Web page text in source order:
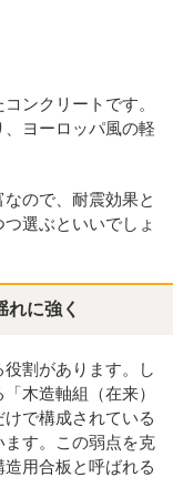
ンクリートです。
ヨーロッパ風の軽
ので、耐震効果と
選ぶといいでしょ
に強く
割があります。し
木造軸組（在来）
で構成されている
す。この弱点を克
用合板と呼ばれる